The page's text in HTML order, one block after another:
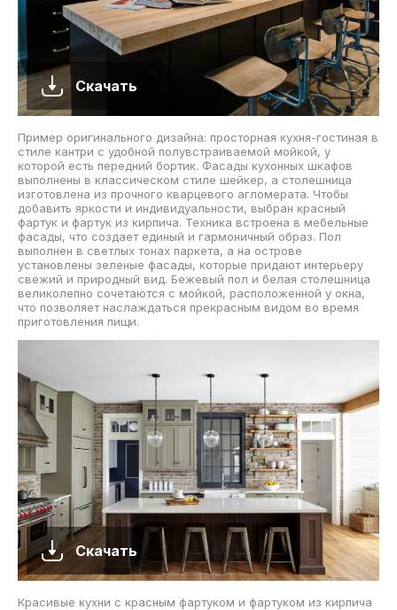
Скачать
Пример оригинального дизайна: просторная кухня-гостиная в
стиле кантри с удобной полувстраиваемой мойкой, у
которой есть передний бортик. Фасады кухонных шкафов
выполнены в классическом стиле шейкер, а столешница
изготовлена из прочного кварцевого агломерата. Чтобы
добавить яркости и индивидуальности, выбран красный
фартук и фартук из кирпича. Техника встроена в мебельные
фасады, что создает единый и гармоничный образ. Пол
выполнен в светлых тонах паркета, а на острове
установлены зеленые фасады, которые придают интерьеру
свежий и природный вид. Бежевый пол и белая столешница
великолепно сочетаются с мойкой, расположенной у окна,
что позволяет наслаждаться прекрасным видом во время
приготовления пищи.
Скачать
Красивые кухни с красным фартуком и фартуком из кирпича